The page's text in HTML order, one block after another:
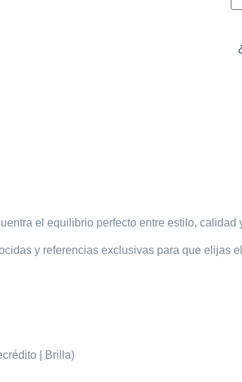
el equilibrio perfecto entre estilo, calidad
y referencias exclusivas para que elijas
| Brilla)